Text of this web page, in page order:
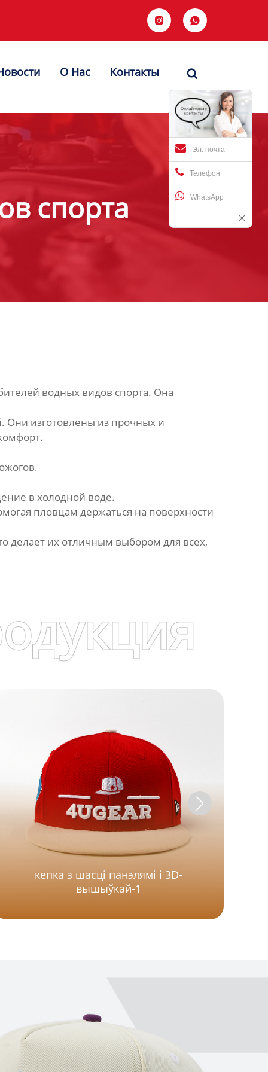
 
О Hас Контакты 
Эл. почта
Телефон
WhatsApp
спорта
водных видов спорта. Она
Они изготовлены из прочных и
в холодной воде.
пловцам держаться на поверхности
делает их отличным выбором для всех,
кепка з шасці панэлямі і 3D-
вышыўкай-1